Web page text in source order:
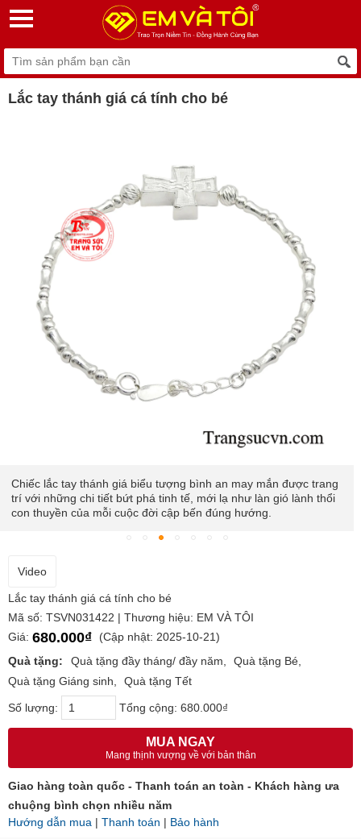
Lắc tay thánh giá cá tính cho bé
Chiếc lắc tay thánh giá biểu tượng bình an may mắn được trang
trí với những chi tiết bứt phá tinh tế, mới lạ như làn gió lành thổi
con thuyền của mỗi cuộc đời cập bến đúng hướng.
Video
Lắc tay thánh giá cá tính cho bé
Mã số: TSVN031422 | Thương hiệu: EM VÀ TÔI
Giá: 680.000₫
(Cập nhật: 2025-10-21)
Quà tặng:
Quà tặng đầy tháng/ đầy năm
Quà tặng Bé
Quà tặng Giáng sinh
Quà tặng Tết
Số lượng: Tổng cộng: 680.000₫
MUA NGAY
Mang thịnh vượng về với bản thân
Giao hàng toàn quốc - Thanh toán an toàn - Khách hàng ưa
chuộng bình chọn nhiều năm
Hướng dẫn mua | Thanh toán | Bảo hành